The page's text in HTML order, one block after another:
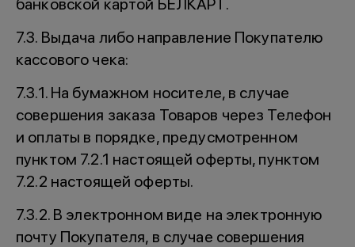
банковской картой БЕЛКАРТ.
7.3. Выдача либо направление Покупателю
кассового чека:
7.3.1. На бумажном носителе, в случае
совершения заказа Товаров через Телефон
и оплаты в порядке, предусмотренном
пунктом 7.2.1 настоящей оферты, пунктом
7.2.2 настоящей оферты.
7.3.2. В электронном виде на электронную
почту Покупателя, в случае совершения